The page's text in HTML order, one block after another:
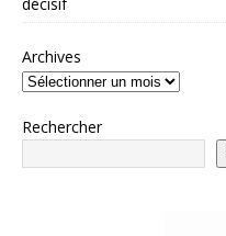
Archives
Rechercher